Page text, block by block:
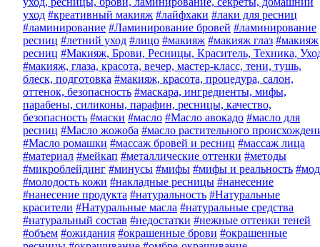
уход #креативный макияж #лайфхаки #лаки для ресниц
#ламинирование #Ламинирование бровей #ламинирование
ресниц #летний уход #лицо #макияж #макияж глаз #макияж
ресниц #Макияж, Брови, Ресницы, Краситель, Техника,
#макияж, глаза, красота, вечер, мастер-класс, тени, тушь,
блеск, подготовка #макияж, красота, процедура, салон,
оттенок, безопасность #маскара, ингредиенты, мифы,
парабены, силиконы, парафин, ресницы, качество,
безопасность #маски #масло #Масло авокадо #масло для
ресниц #Масло жожоба #масло растительного
#Масло ромашки #массаж бровей и ресниц #массаж лица
#материал #мейкап #металлические оттенки #методы
#микроблейдинг #минусы #мифы #мифы и реальность
#молодость кожи #накладные ресницы #нанесение
#нанесение продукта #натуральность #Натуральные
красители #Натуральные масла #натуральные средства
#натуральный состав #недостатки #нежные оттенки теней
#объем #ожидания #окрашенные брови #окрашенные